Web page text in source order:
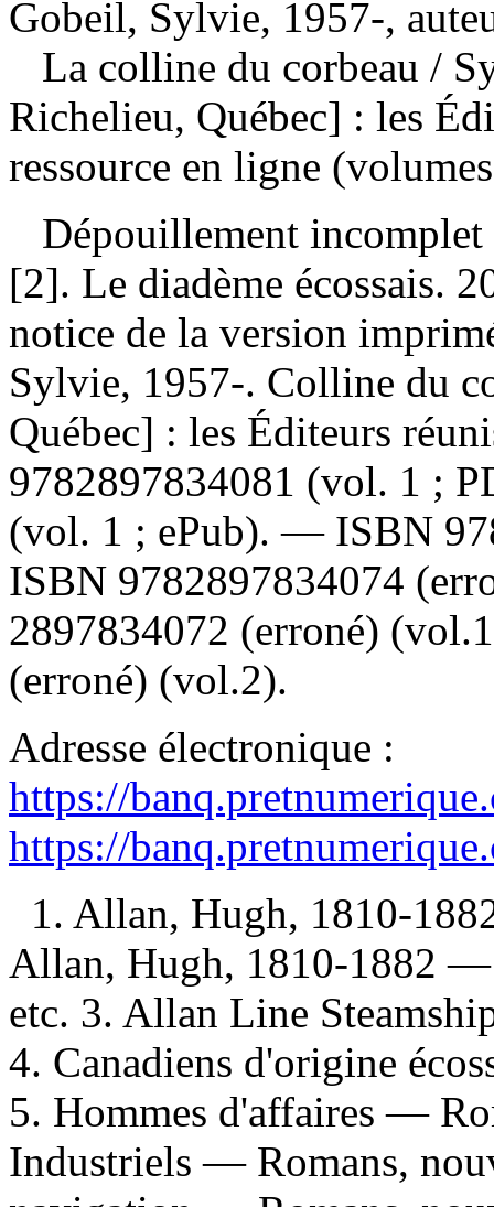
Gobeil, Sylvie, 1957-,
La colline du corbeau /
Richelieu, Québec] : les
ressource en ligne
Dépouillement
[2]. Le diadème écossais.
notice de la version
Sylvie, 1957-. Colline du
Québec] : les Éditeurs
9782897834081 (vol. 1 ;
(vol. 1 ; ePub). — ISBN
ISBN 9782897834074
2897834072 (erroné)
(erroné) (vol.2).
Adresse électronique :
https://
https://
1. Allan, Hugh, 1810-
Allan, Hugh, 1810-1882
etc. 3. Allan Line
4. Canadiens d'origine
5. Hommes d'affaires —
Industriels — Romans,